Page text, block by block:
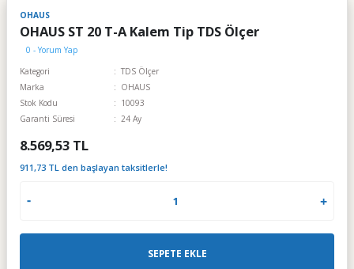
OHAUS
OHAUS ST 20 T-A Kalem Tip TDS Ölçer
0 - Yorum Yap
Kategori
TDS Ölçer
Marka
OHAUS
Stok Kodu
10093
Garanti Süresi
24 Ay
8.569,53 TL
911,73 TL den başlayan taksitlerle!
SEPETE EKLE